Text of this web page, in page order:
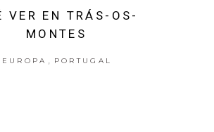
VER EN TRÁS-OS-
MONTES
EUROPA PORTUGAL